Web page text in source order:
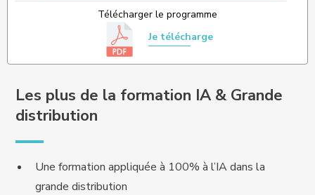
Télécharger le programme
Je télécharge
Les plus de la formation IA & Grande
distribution
Une formation appliquée à 100% à l’IA dans la
grande distribution